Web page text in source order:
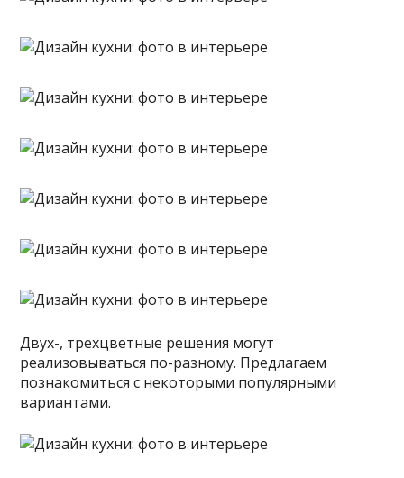
Двух-, трехцветные решения могут
реализовываться по-разному. Предлагаем
познакомиться с некоторыми популярными
вариантами.